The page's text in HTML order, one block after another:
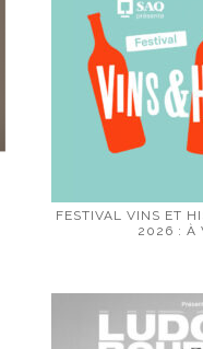
FESTIVAL VINS ET
2026 : À